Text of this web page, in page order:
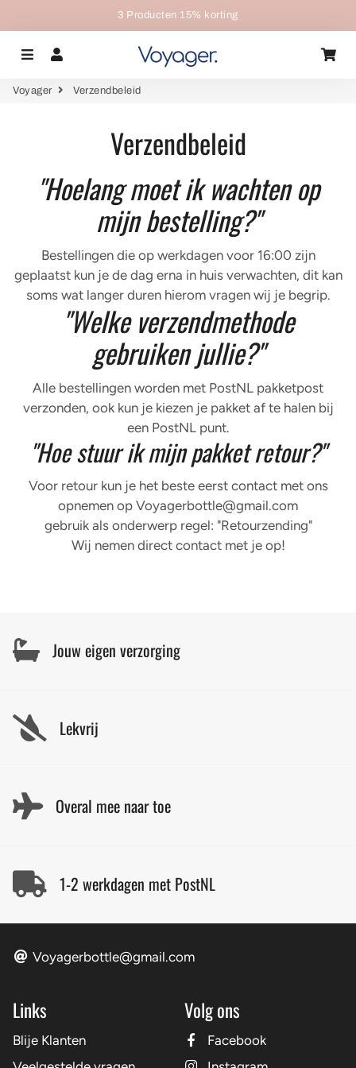
3 Producten 15% korting
Menu
Voyager Verzendbeleid
Verzendbeleid
"Hoelang moet ik wachten op
mijn bestelling?"
Bestellingen die op werkdagen voor 16:00 zijn
geplaatst kun je de dag erna in huis verwachten, dit kan
soms wat langer duren hierom vragen wij je begrip.
"Welke verzendmethode
gebruiken jullie?"
Alle bestellingen worden met PostNL pakketpost
verzonden, ook kun je kiezen je pakket af te halen bij
een PostNL punt.
"Hoe stuur ik mijn pakket retour?"
Voor retour kun je het beste eerst contact met ons
opnemen op Voyagerbottle@gmail.com
gebruik als onderwerp regel: "Retourzending"
Wij nemen direct contact met je op!
Jouw eigen verzorging
Lekvrij
Overal mee naar toe
1-2 werkdagen met PostNL
Voyagerbottle@gmail.com
Links
Blije Klanten
Volg ons
Facebook